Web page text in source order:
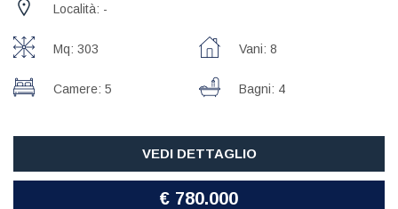
Località: -
Mq: 303 Vani: 8
Camere: 5 Bagni: 4
VEDI DETTAGLIO
€ 780.000